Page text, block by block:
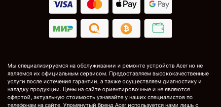
Мы специализируемся на обслуживании и ремонте устройств Acer но не
являемся их официальным сервисом. Предоставляем высококачественные
услуги после истечения гарантии, а также осуществляем диагностику и
наладку продукции. Цены на сайте ориентировочные и не являются
офертой, актуальную стоимость узнавайте у наших специалистов по
телефонам на сайте. Упомянутый бренд Acer используется нами лишь с